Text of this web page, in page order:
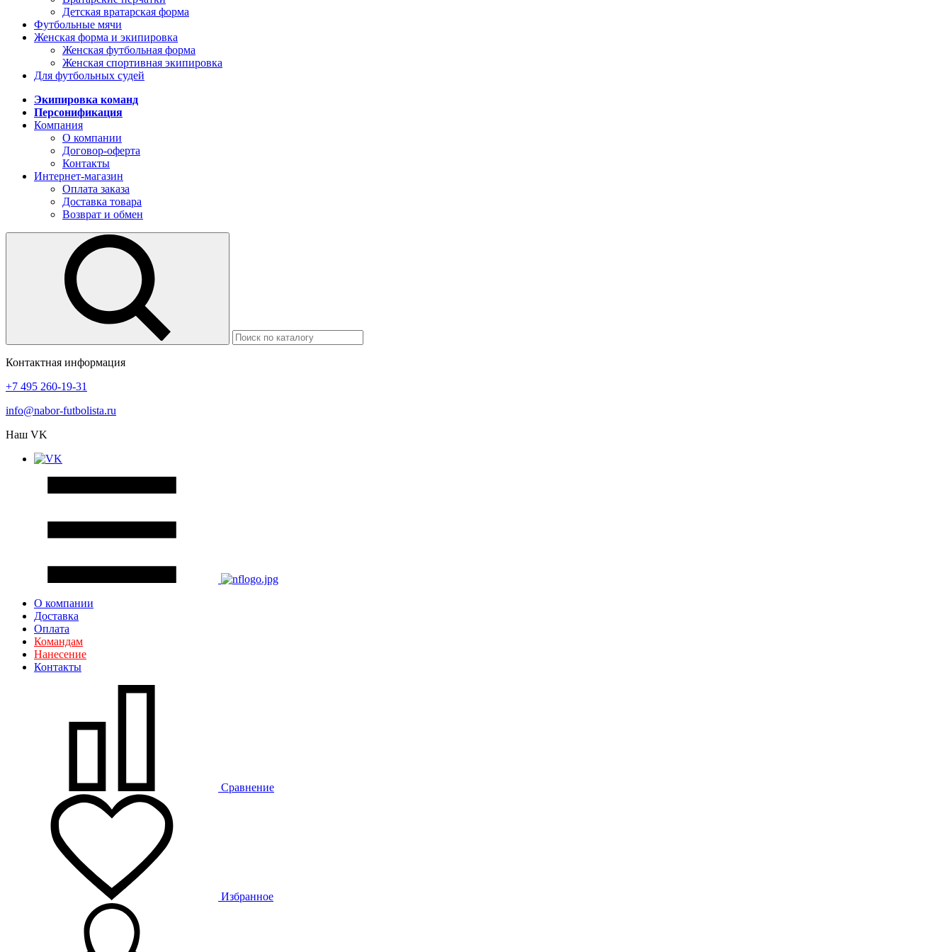
Детская вратарская форма
Футбольные мячи
Женская форма и экипировка
Женская футбольная форма
Женская спортивная экипировка
Для футбольных судей
Экипировка команд
Персонификация
Компания
О компании
Договор-оферта
Контакты
Интернет-магазин
Оплата заказа
Доставка товара
Возврат и обмен
Контактная информация
+7 495 260-19-31
info@nabor-futbolista.ru
Наш VK
О компании
Доставка
Оплата
Командам
Нанесение
Контакты
Сравнение
Избранное